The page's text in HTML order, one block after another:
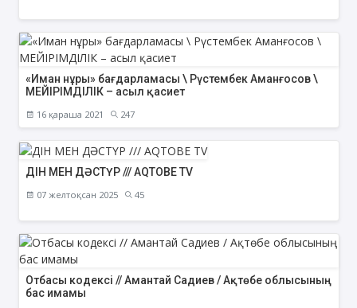
«Иман нұры» бағдарламасы \ Рүстембек Аманғосов \
МЕЙІРІМДІЛІК – асыл қасиет
16 қараша 2021 247
ДІН МЕН ДӘСТҮР /// AQTOBE TV
07 желтоқсан 2025 45
Отбасы кодексі // Амантай Садиев / Ақтөбе облысының
бас имамы